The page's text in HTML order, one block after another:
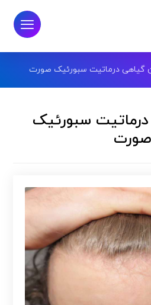
گیاهی درماتیت سبورئیک صورت
سبورئیک
صورت